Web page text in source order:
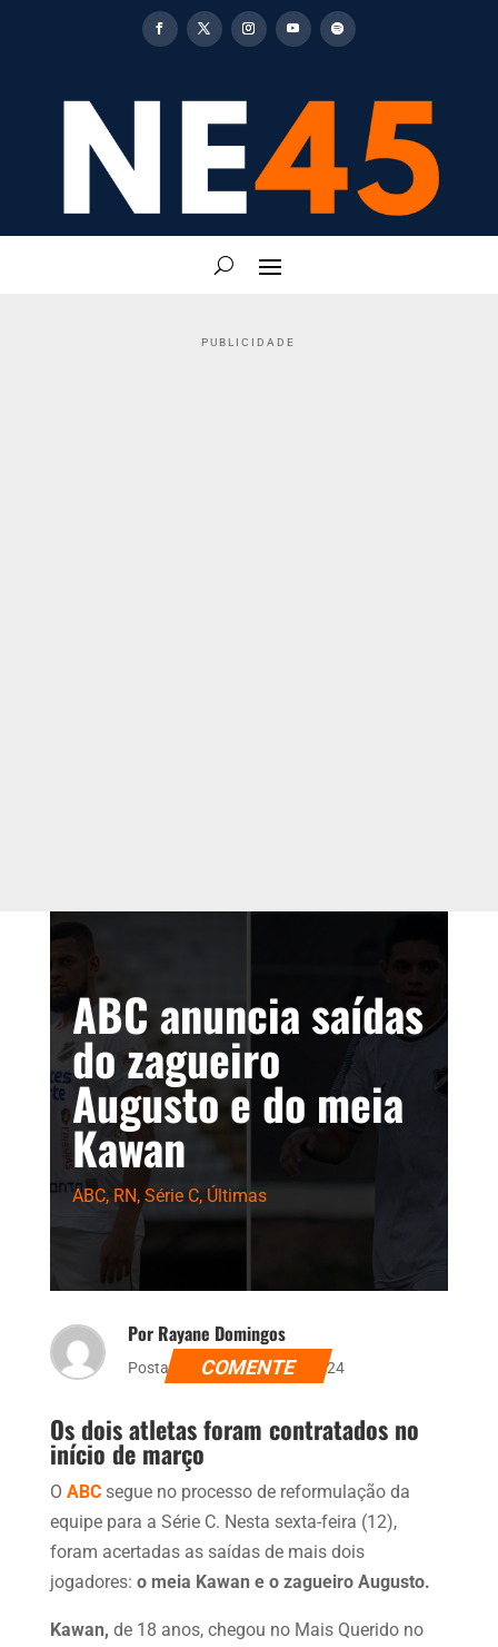
PUBLICIDADE
ABC anuncia saídas
do zagueiro
Augusto e do meia
Kawan
ABC, RN, Série C, Últimas
Por Rayane Domingos
Postado dia 12 de abril de 2024
COMENTE
Os dois atletas foram contratados no
início de março
O ABCsegue no processo de reformulação da
equipe para a Série C. Nesta sexta-feira (12),
foram acertadas as saídas de mais dois
jogadores: o meia Kawan e o zagueiro Augusto.
Kawan, de 18 anos, chegou no Mais Querido no